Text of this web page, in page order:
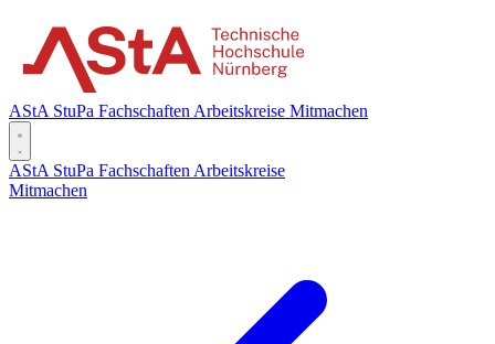
AStA StuPa Fachschaften Arbeitskreise Mitmachen
AStA StuPa Fachschaften Arbeitskreise
Mitmachen